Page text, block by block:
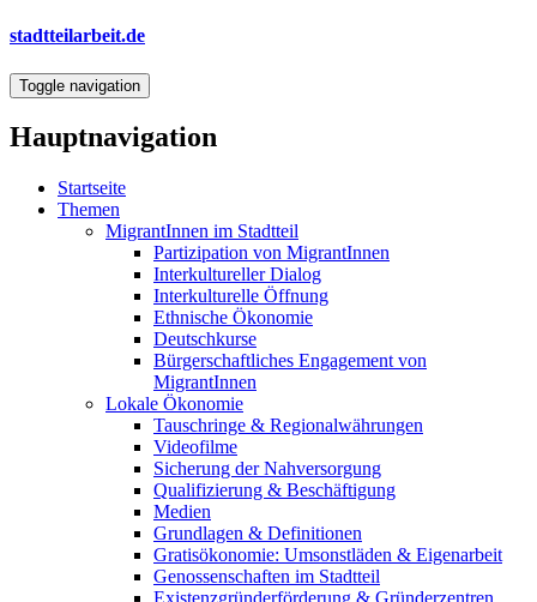
Direkt
Inhalt
stadtteilarbeit.de
Toggle navigation
Hauptnavigation
Startseite
Themen
MigrantInnen im Stadtteil
Partizipation von MigrantInnen
Interkultureller Dialog
Interkulturelle Öffnung
Ethnische Ökonomie
Deutschkurse
Bürgerschaftliches Engagement von
MigrantInnen
Lokale Ökonomie
Tauschringe & Regionalwährungen
Videofilme
Sicherung der Nahversorgung
Qualifizierung & Beschäftigung
Medien
Grundlagen & Definitionen
Gratisökonomie: Umsonstläden & Eigenarbeit
Genossenschaften im Stadtteil